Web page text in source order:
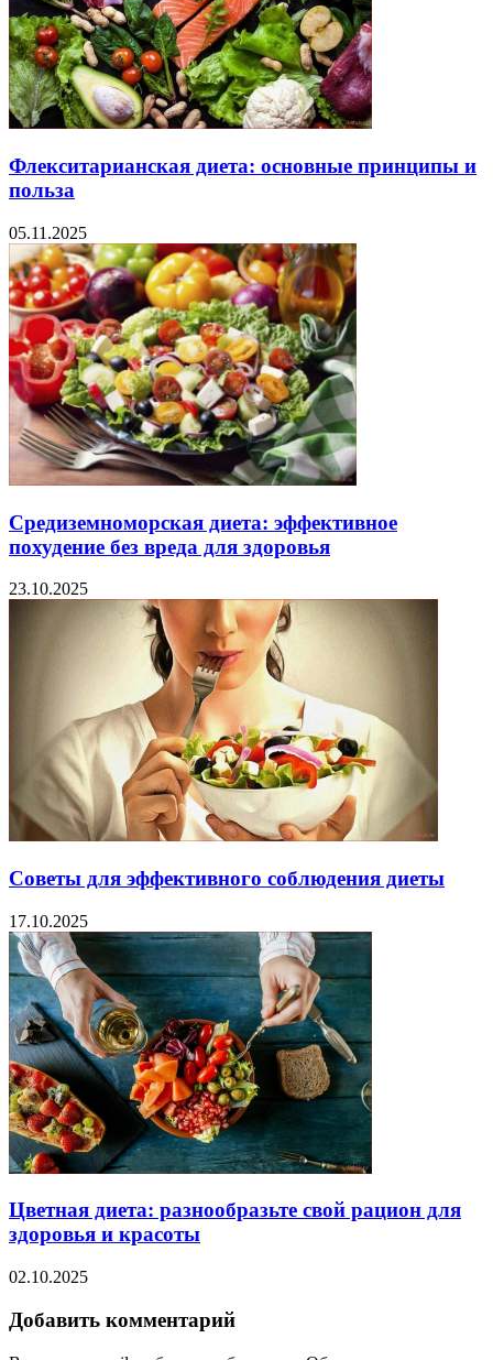
Флекситарианская диета: основные принципы и
польза
05.11.2025
Средиземноморская диета: эффективное
похудение без вреда для здоровья
23.10.2025
Советы для эффективного соблюдения диеты
17.10.2025
Цветная диета: разнообразьте свой рацион для
здоровья и красоты
02.10.2025
Добавить комментарий